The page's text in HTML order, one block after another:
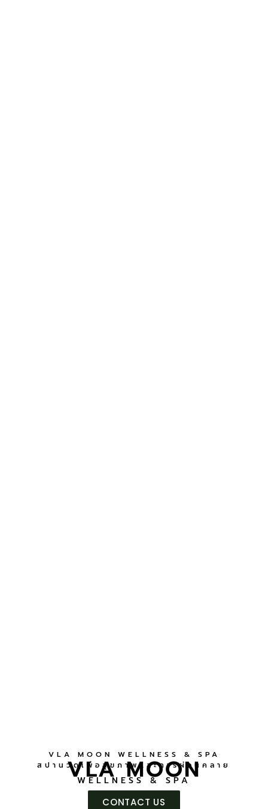
VLA MOON WELLNESS & SPA
สปานวดเพื่อสุขภาพและการผ่อนคลาย
VLA MOON
WELLNESS & SPA
CONTACT US